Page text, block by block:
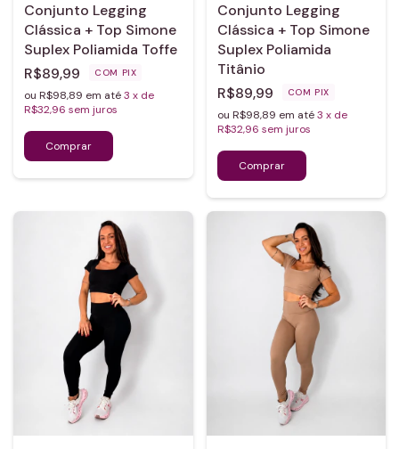
Conjunto Legging
Clássica + Top Simone
Suplex Poliamida Toffe
R$89,99
COM PIX
ou R$98,89 em até3 x de
R$32,96 sem juros
Conjunto Legging
Clássica + Top Simone
Suplex Poliamida
Titânio
R$89,99
COM PIX
ou R$98,89 em até3 x de
R$32,96 sem juros